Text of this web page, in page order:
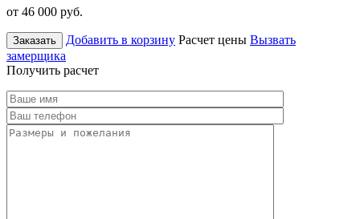
от 46 000 руб.
Заказать Добавить в корзину Расчет цены Вызвать
замерщика
Получить расчет